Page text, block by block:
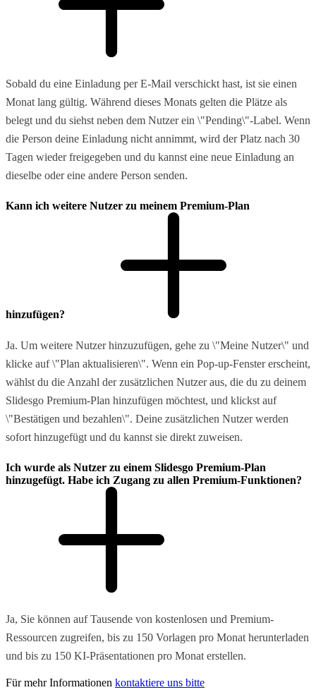
Sobald du eine Einladung per E-Mail verschickt hast, ist sie einen
Monat lang gültig. Während dieses Monats gelten die Plätze als
belegt und du siehst neben dem Nutzer ein \"Pending\"-Label. Wenn
die Person deine Einladung nicht annimmt, wird der Platz nach 30
Tagen wieder freigegeben und du kannst eine neue Einladung an
dieselbe oder eine andere Person senden.
Kann ich weitere Nutzer zu meinem Premium-Plan
hinzufügen?
Ja. Um weitere Nutzer hinzuzufügen, gehe zu \"Meine Nutzer\" und
klicke auf \"Plan aktualisieren\". Wenn ein Pop-up-Fenster erscheint,
wählst du die Anzahl der zusätzlichen Nutzer aus, die du zu deinem
Slidesgo Premium-Plan hinzufügen möchtest, und klickst auf
\"Bestätigen und bezahlen\". Deine zusätzlichen Nutzer werden
sofort hinzugefügt und du kannst sie direkt zuweisen.
Ich wurde als Nutzer zu einem Slidesgo Premium-Plan
hinzugefügt. Habe ich Zugang zu allen Premium-Funktionen?
Ja, Sie können auf Tausende von kostenlosen und Premium-
Ressourcen zugreifen, bis zu 150 Vorlagen pro Monat herunterladen
und bis zu 150 KI-Präsentationen pro Monat erstellen.
Für mehr Informationen kontaktiere uns bitte